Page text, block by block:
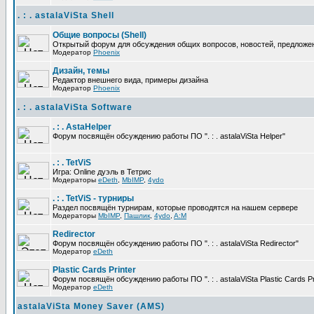
. : . astalaViSta Shell
Общие вопросы (Shell)
Открытый форум для обсуждения общих вопросов, новостей,
Модератор Phoenix
Дизайн, темы
Редактор внешнего вида, примеры дизайна
Модератор Phoenix
. : . astalaViSta Software
. : . AstaHelper
Форум посвящён обсуждению работы ПО ". : . astalaViSta Helper"
. : . TetViS
Игра: Online дуэль в Тетрис
Модераторы eDeth MbIMP 4ydo
. : . TetViS - турниры
Раздел посвящён турнирам, которые проводятся на нашем сервере
Модераторы MbIMP Пашлик 4ydo A:M
Redirector
Форум посвящён обсуждению работы ПО ". : . astalaViSta Redirector"
Модератор eDeth
Plastic Cards Printer
Форум посвящён обсуждению работы ПО ". : . astalaViSta Plastic Cards
Модератор eDeth
astalaViSta Money Saver (AMS)